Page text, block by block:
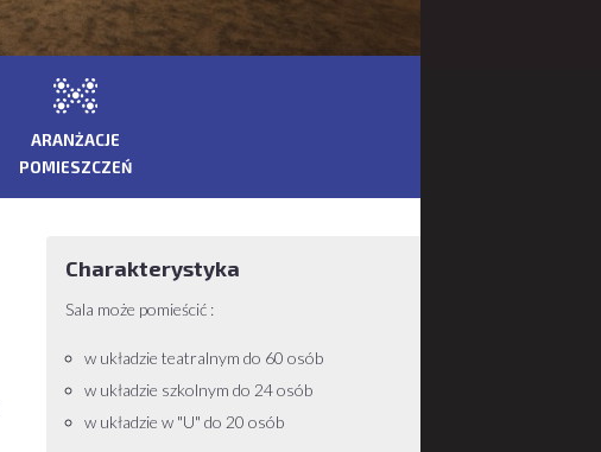
ARANŻACJE
POMIESZCZEŃ
Charakterystyka
Sala może pomieścić :
w układzie teatralnym do 60 osób
w układzie szkolnym do 24 osób
w układzie w "U" do 20 osób